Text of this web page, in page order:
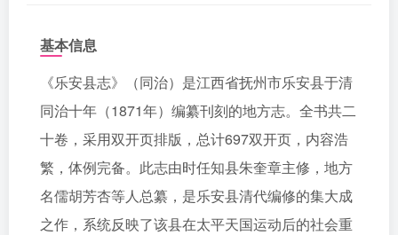
基本信息
《乐安县志》（同治）是江西省抚州市乐安县于清
同治十年（1871年）编纂刊刻的地方志。全书共二
十卷，采用双开页排版，总计697双开页，内容浩
繁，体例完备。此志由时任知县朱奎章主修，地方
名儒胡芳杏等人总纂，是乐安县清代编修的集大成
之作，系统反映了该县在太平天国运动后的社会重